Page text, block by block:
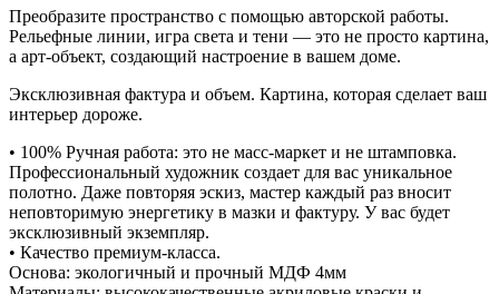
Преобразите пространство с помощью авторской работы.
Рельефные линии, игра света и тени — это не просто картина,
а арт-объект, создающий настроение в вашем доме.
Эксклюзивная фактура и объем. Картина, которая сделает ваш
интерьер дороже.
• 100% Ручная работа: это не масс-маркет и не штамповка.
Профессиональный художник создает для вас уникальное
полотно. Даже повторяя эскиз, мастер каждый раз вносит
неповторимую энергетику в мазки и фактуру. У вас будет
эксклюзивный экземпляр.
• Качество премиум-класса.
Основа: экологичный и прочный МДФ 4мм